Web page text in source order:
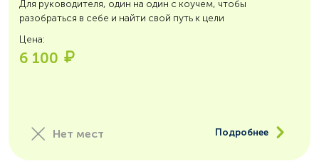
Для руководителя, один на один с коучем, чтобы
разобраться в себе и найти свой путь к цели
Цена:
6 100
Нет мест Подробнее